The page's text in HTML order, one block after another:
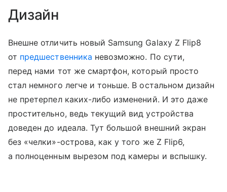
Дизайн
Внешне отличить новый Samsung Galaxy Z Flip8
от предшественника невозможно. По сути,
перед нами тот же смартфон, который просто
стал немного легче и тоньше. В остальном дизайн
не претерпел каких-либо изменений. И это даже
простительно, ведь текущий вид устройства
доведен до идеала. Тут большой внешний экран
без «челки»-острова, как у того же Z Flip6,
а полноценным вырезом под камеры и вспышку.